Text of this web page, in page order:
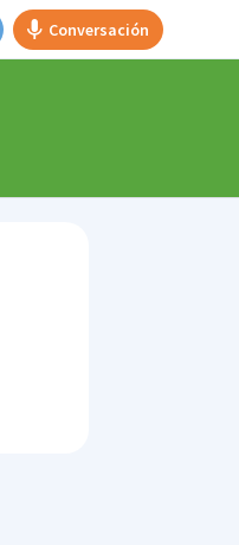
Conversación